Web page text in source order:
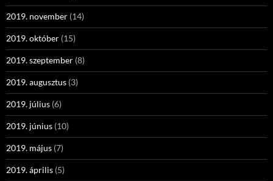
2019. november (14)
2019. október (15)
2019. szeptember (8)
2019. augusztus (3)
2019. július (6)
2019. június (10)
2019. május (7)
2019. április (5)